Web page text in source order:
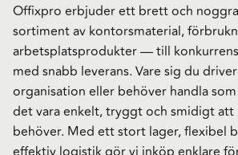
Offixpro erbjuder ett brett och
sortiment av kontorsmaterial,
arbetsplatsprodukter — till
med snabb leverans. Vare sig du
organisation eller behöver handla
det vara enkelt, tryggt och smidigt att
behöver. Med ett stort lager, flexibel